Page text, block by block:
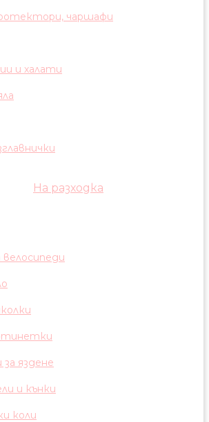
чаршафи
и халати
На разходка
велосипеди
яздене
и кънки
коли